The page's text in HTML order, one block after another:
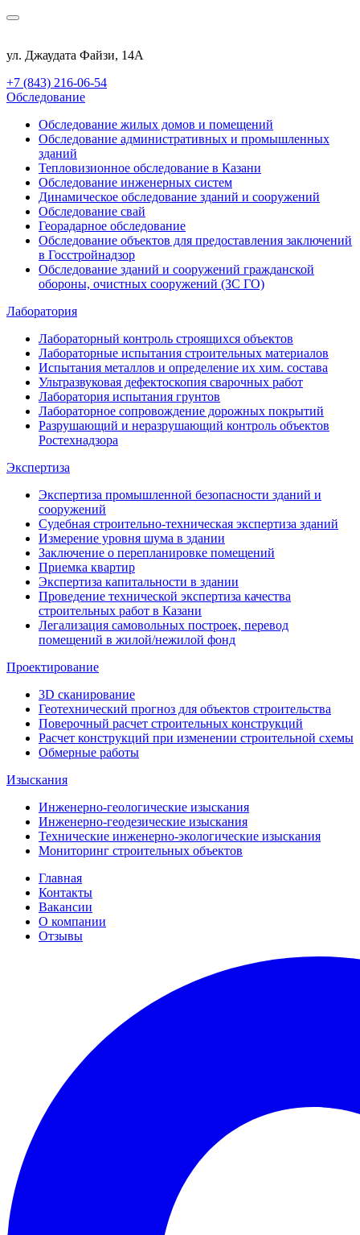
ул. Джаудата Файзи, 14А
+7 (843) 216-06-54
Обследование
Обследование жилых домов и помещений
Обследование административных и промышленных
зданий
Тепловизионное обследование в Казани
Обследование инженерных систем
Динамическое обследование зданий и сооружений
Обследование свай
Георадарное обследование
Обследование объектов для предоставления заключений
в Госстройнадзор
Обследование зданий и сооружений гражданской
обороны, очистных сооружений (ЗС ГО)
Лаборатория
Лабораторный контроль строящихся объектов
Лабораторные испытания строительных материалов
Испытания металлов и определение их хим. состава
Ультразвуковая дефектоскопия сварочных работ
Лаборатория испытания грунтов
Лабораторное сопровождение дорожных покрытий
Разрушающий и неразрушающий контроль объектов
Ростехнадзора
Экспертиза
Экспертиза промышленной безопасности зданий и
сооружений
Судебная строительно-техническая экспертиза зданий
Измерение уровня шума в здании
Заключение о перепланировке помещений
Приемка квартир
Экспертиза капитальности в здании
Проведение технической экспертиза качества
строительных работ в Казани
Легализация самовольных построек, перевод
помещений в жилой/нежилой фонд
Проектирование
3D сканирование
Геотехнический прогноз для объектов строительства
Поверочный расчет строительных конструкций
Расчет конструкций при изменении строительной схемы
Обмерные работы
Изыскания
Инженерно-геологические изыскания
Инженерно-геодезические изыскания
Технические инженерно-экологические изыскания
Мониторинг строительных объектов
Главная
Контакты
Вакансии
О компании
Отзывы